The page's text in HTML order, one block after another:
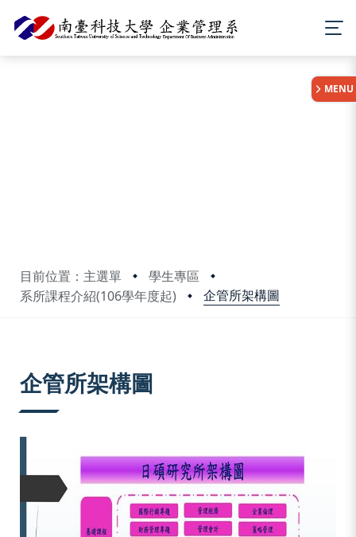
目前位置：主選單
學生專區
系所課程介紹(106學年度起)
企管所架構圖
MENU
企管所架構圖